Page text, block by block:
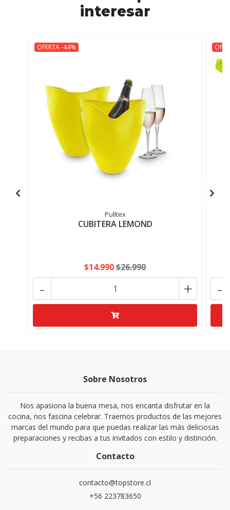
interesar
OFERTA -44%
Pulltex
CUBITERA LEMOND
$14.990$26.990
+
- -
Sobre Nosotros
Nos apasiona la buena mesa, nos encanta disfrutar en la
cocina, nos fascina celebrar. Traemos productos de las mejores
marcas del mundo para que puedas realizar las más deliciosas
preparaciones y recibas a tus invitados con estilo y distinción.
Contacto
contacto@topstore.cl
+56 223783650